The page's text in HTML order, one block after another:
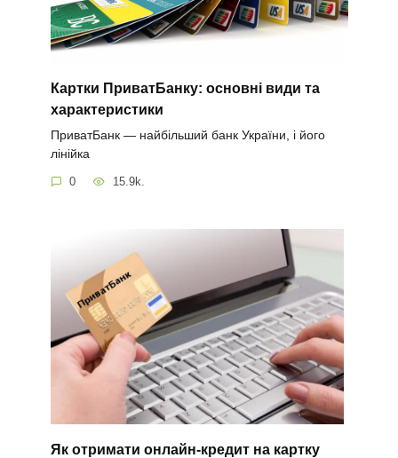
Картки ПриватБанку: основні види та
характеристики
ПриватБанк — найбільший банк України, і його
лінійка
0 15.9k.
Як отримати онлайн-кредит на картку